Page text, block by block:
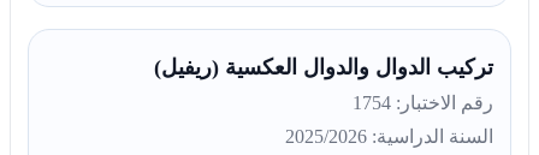
تركيب الدوال والدوال العكسية (ريفيل)
رقم الاختبار: 1754
السنة الدراسية: 2025/2026